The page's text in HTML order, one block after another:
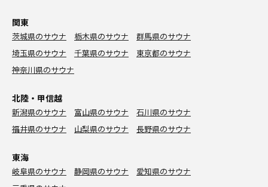
関東
茨城県のサウナ 栃木県のサウナ
群馬県のサウナ
埼玉県のサウナ
千葉県のサウナ
東京都のサウナ
神奈川県のサウナ
北陸・甲信越
新潟県のサウナ 富山県のサウナ
石川県のサウナ
福井県のサウナ
山梨県のサウナ 長野県のサウナ
東海
岐阜県のサウナ 静岡県のサウナ
愛知県のサウナ